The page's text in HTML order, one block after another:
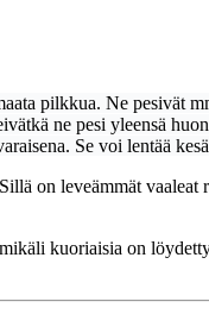
pilkkua. Ne pesivät
ne pesi yleensä
Se voi lentää
on leveämmät vaaleat
kuoriaisia on